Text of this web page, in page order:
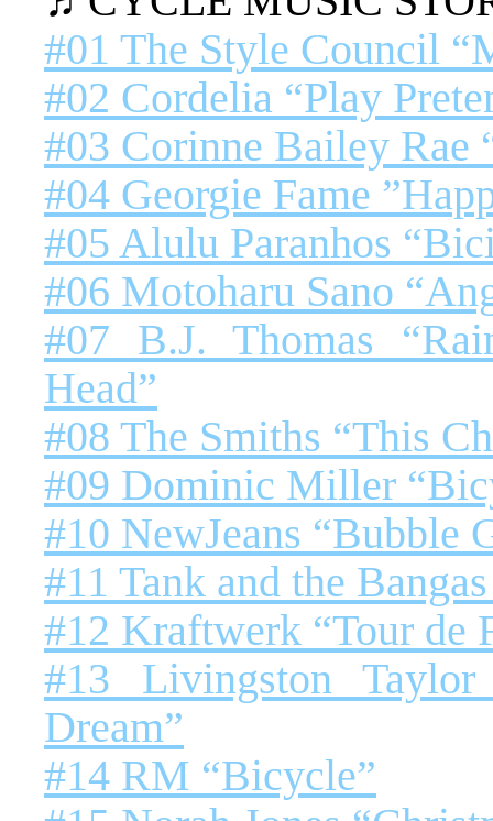
#01 The Style Council
#02 Cordelia “Play
#03 Corinne Bailey Rae
#04 Georgie Fame
#05 Alulu Paranhos
#06 Motoharu Sano
#07 B.J. Thomas
Head”
#08 The Smiths “This
#09 Dominic Miller
#10 NewJeans “Bubble
#11 Tank and the
#12 Kraftwerk “Tour de
#13 Livingston
Dream”
#14 RM “Bicycle”